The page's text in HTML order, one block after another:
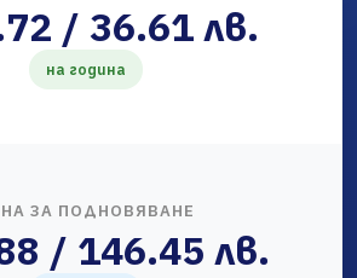
/ 36.61 лв.
на година
ЗА ПОДНОВЯВАНЕ
/ 146.45 лв.